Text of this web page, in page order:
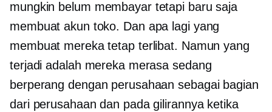
mungkin belum membayar tetapi baru saja
membuat akun toko. Dan apa lagi yang
membuat mereka tetap terlibat. Namun yang
terjadi adalah mereka merasa sedang
berperang dengan perusahaan sebagai bagian
dari perusahaan dan pada gilirannya ketika